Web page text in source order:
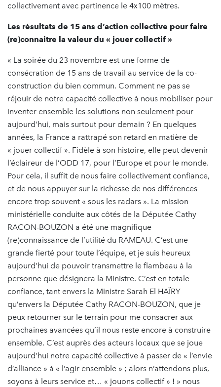
collectivement avec pertinence le 4x100 mètres.
Les résultats de 15 ans d’action collective pour faire
(re)connaitre la valeur du « jouer collectif »
« La soirée du 23 novembre est une forme de
consécration de 15 ans de travail au service de la co-
construction du bien commun. Comment ne pas se
réjouir de notre capacité collective à nous mobiliser pour
inventer ensemble les solutions non seulement pour
aujourd’hui, mais surtout pour demain ? En quelques
années, la France a rattrapé son retard en matière de
« jouer collectif ». Fidèle à son histoire, elle peut devenir
l’éclaireur de l’ODD 17, pour l’Europe et pour le monde.
Pour cela, il suffit de nous faire collectivement confiance,
et de nous appuyer sur la richesse de nos différences
encore trop souvent « sous les radars ». La mission
ministérielle conduite aux côtés de la Députée Cathy
RACON-BOUZON a été une magnifique
(re)connaissance de l’utilité du RAMEAU. C’est une
grande fierté pour toute l’équipe, et je suis heureux
aujourd’hui de pouvoir transmettre le flambeau à la
personne que désignera la Ministre. C’est en totale
confiance, tant envers la Ministre Sarah El HAÏRY
qu’envers la Députée Cathy RACON-BOUZON, que je
peux retourner sur le terrain pour me consacrer aux
prochaines avancées qu’il nous reste encore à construire
ensemble. C’est auprès des acteurs locaux que se joue
aujourd’hui notre capacité collective à passer de « l’envie
d’alliance » à « l’agir ensemble » ; alors n’attendons plus,
soyons à leurs service et… « jouons collectif » ! » nous